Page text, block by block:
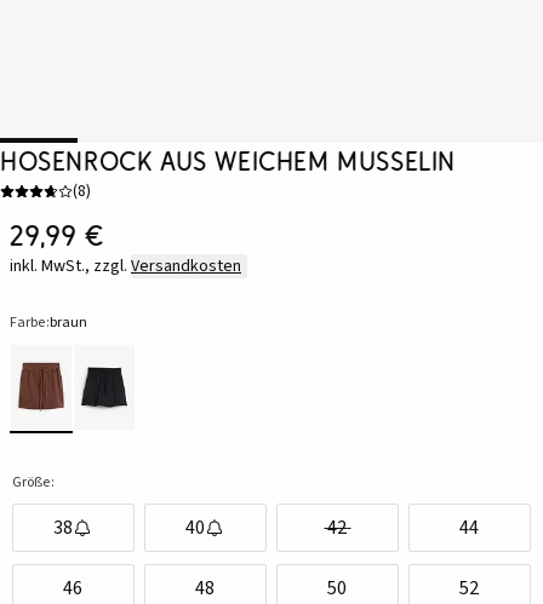
Hosenrock aus weichem Musselin
(8)
29,99 €
inkl. MwSt., zzgl. Versandkosten
Farbe:braun
Größe:
38 40 42 44
46 48 50 52